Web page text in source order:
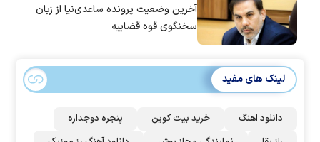
آخرین وضعیت پرونده ساعدی‌نیا از زبان
سخنگوی قوه قضاییه
لینک های مفید
دانلود اهنگ خرید بیت کوین
پنجره دوجداره